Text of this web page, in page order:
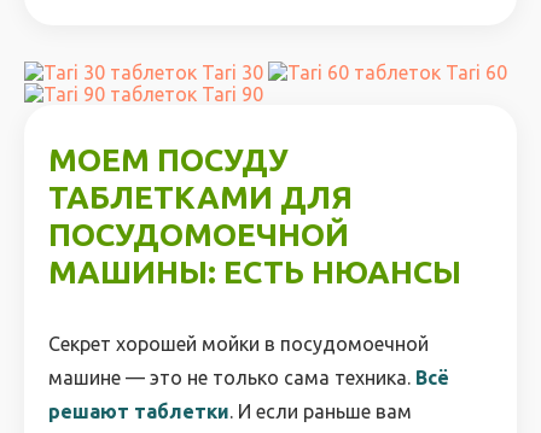
Tari 30
Tari 60
Tari 90
МОЕМ ПОСУДУ
ТАБЛЕТКАМИ ДЛЯ
ПОСУДОМОЕЧНОЙ
МАШИНЫ: ЕСТЬ НЮАНСЫ
Секрет хорошей мойки в посудомоечной
машине — это не только сама техника. Всё
решают таблетки. И если раньше вам